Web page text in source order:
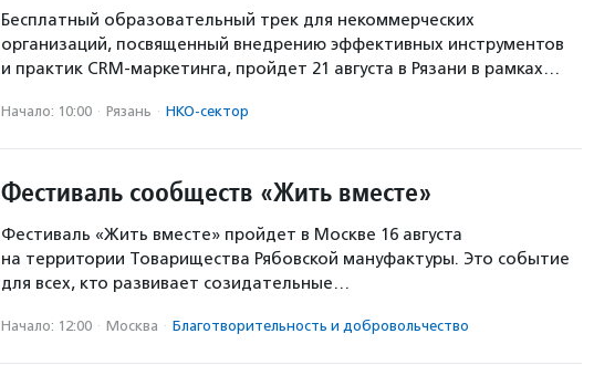
Бесплатный образовательный трек для некоммерческих
организаций, посвященный внедрению эффективных инструментов
и практик CRM-маркетинга, пройдет 21 августа в Рязани в рамках…
Начало: 10:00 · Рязань · НКО-сектор
Фестиваль сообществ «Жить вместе»
Фестиваль «Жить вместе» пройдет в Москве 16 августа
на территории Товарищества Рябовской мануфактуры. Это событие
для всех, кто развивает созидательные…
Начало: 12:00 · Москва · Благотвори­тель­ность и доброволь­чест­во